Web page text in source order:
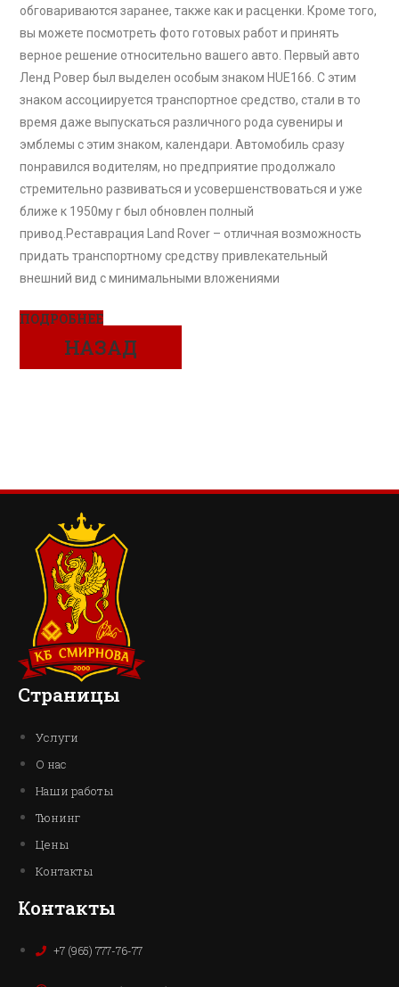
обговариваются заранее, также как и расценки. Кроме того,
вы можете посмотреть фото готовых работ и принять
верное решение относительно вашего авто. Первый авто
Ленд Ровер был выделен особым знаком HUE166. С этим
знаком ассоциируется транспортное средство, стали в то
время даже выпускаться различного рода сувениры и
эмблемы с этим знаком, календари. Автомобиль сразу
понравился водителям, но предприятие продолжало
стремительно развиваться и усовершенствоваться и уже
ближе к 1950му г был обновлен полный
привод.Реставрация Land Rover – отличная возможность
придать транспортному средству привлекательный
внешний вид с минимальными вложениями
ПОДРОБНЕЕ
НАЗАД
Страницы
Услуги
О нас
Наши работы
Тюнинг
Цены
Контакты
Контакты
+7 (965) 777-76-77